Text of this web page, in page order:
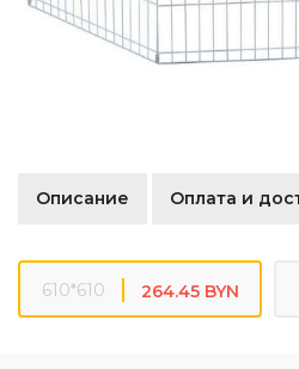
Описание Оплата и
610*610 264.45 BYN